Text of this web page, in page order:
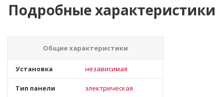
Подробные характеристики
Общие характеристики
Установка независимая
Тип панели электрическая